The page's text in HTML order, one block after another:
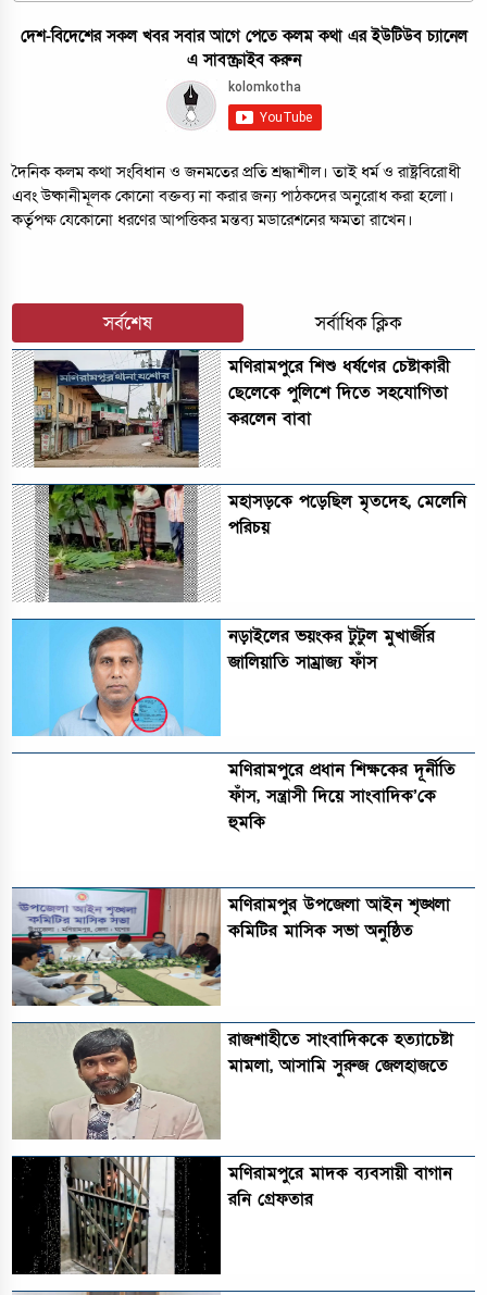
দেশ-বিদেশের সকল খবর সবার আগে পেতে কলম কথা এর ইউটিউব চ্যানেল
এ সাবস্ক্রাইব করুন
দৈনিক কলম কথা সংবিধান ও জনমতের প্রতি শ্রদ্ধাশীল। তাই ধর্ম ও রাষ্ট্রবিরোধী
এবং উষ্কানীমূলক কোনো বক্তব্য না করার জন্য পাঠকদের অনুরোধ করা হলো।
কর্তৃপক্ষ যেকোনো ধরণের আপত্তিকর মন্তব্য মডারেশনের ক্ষমতা রাখেন।
সর্বশেষ সর্বাধিক ক্লিক
মণিরামপুরে শিশু ধর্ষণের চেষ্টাকারী
ছেলেকে পুলিশে দিতে সহযোগিতা
করলেন বাবা
মহাসড়কে পড়েছিল মৃতদেহ, মেলেনি
পরিচয়
নড়াইলের ভয়ংকর টুটুল মুখার্জীর
জালিয়াতি সাম্রাজ্য ফাঁস
মণিরামপুরে প্রধান শিক্ষকের দূর্নীতি
ফাঁস, সন্ত্রাসী দিয়ে সাংবাদিক’কে
হুমকি
মণিরামপুর উপজেলা আইন শৃঙ্খলা
কমিটির মাসিক সভা অনুষ্ঠিত‎‎
রাজশাহীতে সাংবাদিককে হত্যাচেষ্টা
মামলা, আসামি সুরুজ জেলহাজতে
মণিরামপুরে মাদক ব্যবসায়ী বাগান
রনি গ্রেফতার